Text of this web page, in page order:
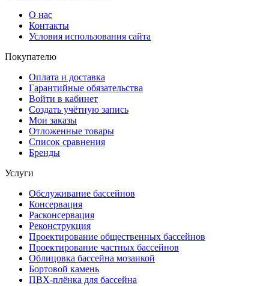
О нас
Контакты
Условия использования сайта
Покупателю
Оплата и доставка
Гарантийные обязательства
Войти в кабинет
Создать учётную запись
Мои заказы
Отложенные товары
Список сравнения
Бренды
Услуги
Обслуживание бассейнов
Консервация
Расконсервация
Реконструкция
Проектирование общественных бассейнов
Проектирование частных бассейнов
Облицовка бассейна мозаикой
Бортовой камень
ПВХ-плёнка для бассейна